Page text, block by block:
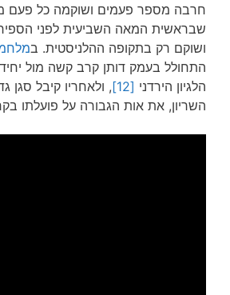
חרבה מספר פעמים ושוקמה כל פעם
שבראשית המאה השביעית לפני
ושוקם רק בתקופה ההלניסטית. ב
התחולל בעמק דותן קרב קשה מול
הלגיון הירדני [12] , ולאחריו קיבל סגן
השריון, את אות הגבורה על פועלתו